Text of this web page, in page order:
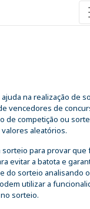
na realização de
vencedores de
de competição ou
aleatórios.
sorteio para provar que
evitar a batota e
do sorteio analisando
utilizar a
sorteio.